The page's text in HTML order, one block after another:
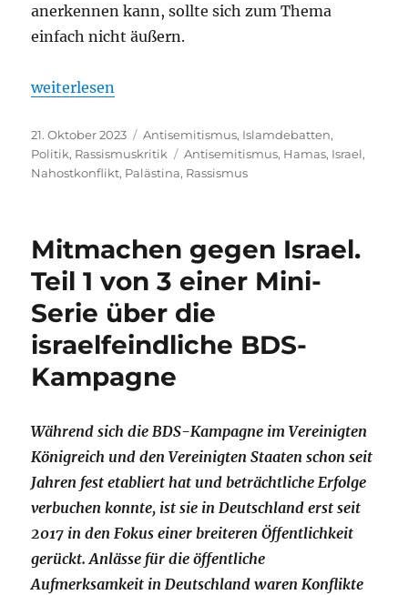
anerkennen kann, sollte sich zum Thema
einfach nicht äußern.
„10 Punkte zur Debatte um das Massaker vom 7.
weiterlesen
Veröffentlicht
am
21. Oktober 2023 Kategorien
Antisemitismus, Islamdebatten,
Politik, Rassismuskritik Schlagwörter
Antisemitismus, Hamas, Israel,
Nahostkonflikt, Palästina, Rassismus
Mitmachen gegen Israel.
Teil 1 von 3 einer Mini-
Serie über die
israelfeindliche BDS-
Kampagne
Während sich die BDS-Kampagne im Vereinigten
Königreich und den Vereinigten Staaten schon seit
Jahren fest etabliert hat und beträchtliche Erfolge
verbuchen konnte, ist sie in Deutschland erst seit
2017 in den Fokus einer breiteren Öffentlichkeit
gerückt. Anlässe für die öffentliche
Aufmerksamkeit in Deutschland waren Konflikte